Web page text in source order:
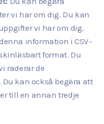
vi har om dig. Du kan
vi har om dig.
information i CSV-
format. Du
raderar de
kan också begära att
till en annan tredje